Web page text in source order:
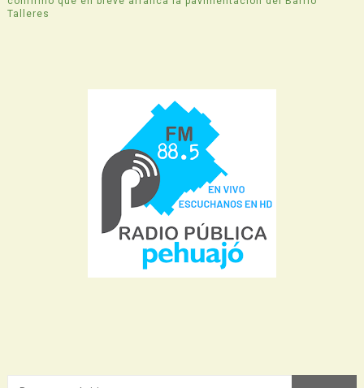
Talleres